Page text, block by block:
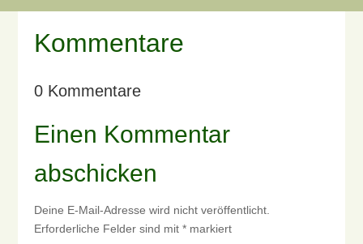
Kommentare
0 Kommentare
Einen Kommentar
abschicken
Deine E-Mail-Adresse wird nicht veröffentlicht.
Erforderliche Felder sind mit* markiert